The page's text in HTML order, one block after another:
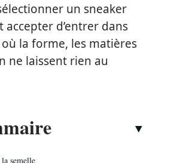
un sneaker
accepter d’entrer dans
la forme, les matières
ne laissent rien au
semelle